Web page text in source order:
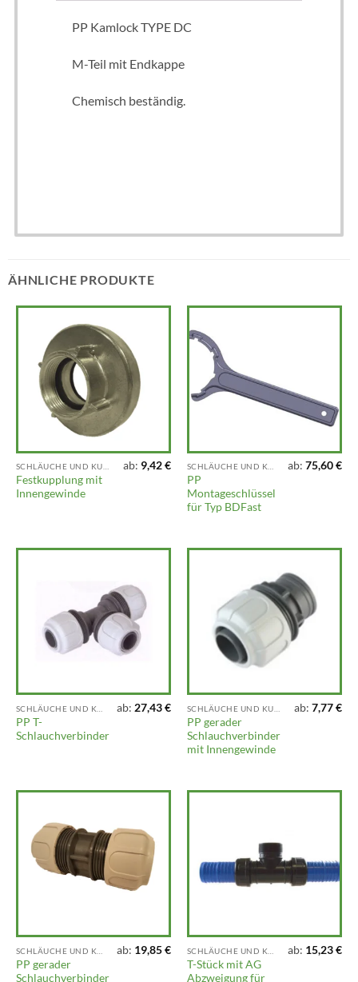
PP Kamlock TYPE DC
M-Teil mit Endkappe
Chemisch beständig.
ÄHNLICHE PRODUKTE
Festkupplung mit
Innengewinde
ab: 9,42€
PP
Montageschlüssel
für Typ BDFast
ab:75,60€
PP T-
Schlauchverbinder
ab: 27,43€
PP gerader
Schlauchverbinder
mit Innengewinde
ab:7,77€
PP gerader
Schlauchverbinder
ab: 19,85€
T-Stück mit AG
Abzweigung für
ab: 15,23€